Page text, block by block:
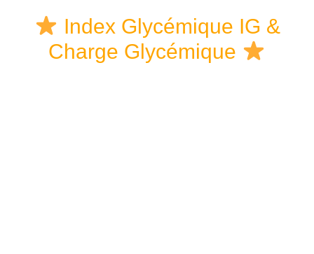
links
Index Glycémique IG &
Charge Glycémique